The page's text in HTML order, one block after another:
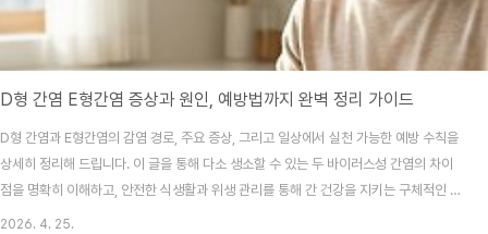
D형 간염 E형간염 증상과 원인, 예방법까지 완벽 정리 가이드
D형 간염과 E형간염의 감염 경로, 주요 증상, 그리고 일상에서 실천 가능한 예방 수칙을
상세히 정리해 드립니다. 이 글을 통해 다소 생소할 수 있는 두 바이러스성 간염의 차이
점을 명확히 이해하고, 안전한 식생활과 위생 관리를 통해 간 건강을 지키는 구체적인 방
법을 확인하실 수 있습니다.혹시 A형, B형, C형은 들어봤어도 D형과 E형은 이름조차 낯
2026. 4. 25.